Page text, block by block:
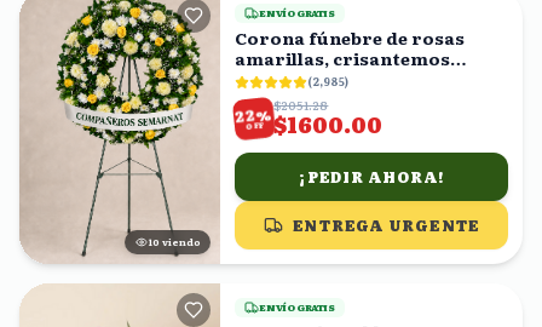
11 viendo
ENVÍO GRATIS
Corona fúnebre de rosas
amarillas, crisantemos
blancos y follaje
(2,985)
22%
OFF
$2051.28
$1600.00
¡PEDIR AHORA!
ENTREGA URGENTE
ENVÍO GRATIS